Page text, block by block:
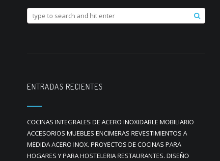
ENTRADAS RECIENTES
COCINAS INTEGRALES DE ACERO INOXIDABLE MOBILIARIO
ACCESORIOS MUEBLES ENCIMERAS REVESTIMIENTOS A
MEDIDA ACERO INOX. PROYECTOS DE COCINAS PARA
HOGARES Y PARA HOSTELERIA RESTAURANTES. DISEÑO